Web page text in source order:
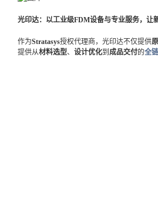
光印达：以工业级FDM设备与专业服务，让
作为Stratasys授权代理商，光印达不仅提供
提供从材料选型、 设计优化到 成品交付的全